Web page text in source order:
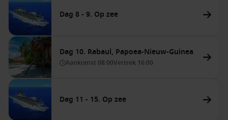
Dag 8 - 9. Op zee
Dag 10. Rabaul, Papoea-Nieuw-Guinea
Aankomst 08:00Vertrek 16:00
Dag 11 - 15. Op zee